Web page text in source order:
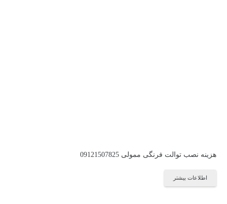
هزینه نصب توالت فرنگی ممولی 09121507825
اطلاعات بیشتر